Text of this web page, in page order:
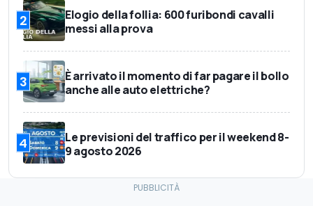
2
Elogio della follia: 600 furibondi cavalli
messi alla prova
3
È arrivato il momento di far pagare il bollo
anche alle auto elettriche?
4
Le previsioni del traffico per il weekend 8-
9 agosto 2026